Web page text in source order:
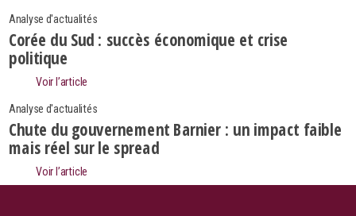
Analyse d'actualités
Corée du Sud : succès économique et crise
politique
Voir l’article
Analyse d'actualités
Chute du gouvernement Barnier : un impact faible
mais réel sur le spread
Voir l’article
Search